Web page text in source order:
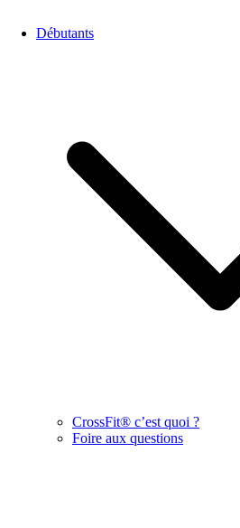
Débutants
CrossFit® c’est quoi ?
Foire aux questions